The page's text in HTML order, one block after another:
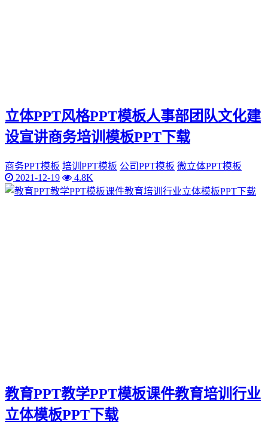
立体PPT风格PPT模板人事部团队文化建
设宣讲商务培训模板PPT下载
商务PPT模板 培训PPT模板 公司PPT模板 微立体PPT模板
2021-12-19
4.8K
教育PPT教学PPT模板课件教育培训行业
立体模板PPT下载